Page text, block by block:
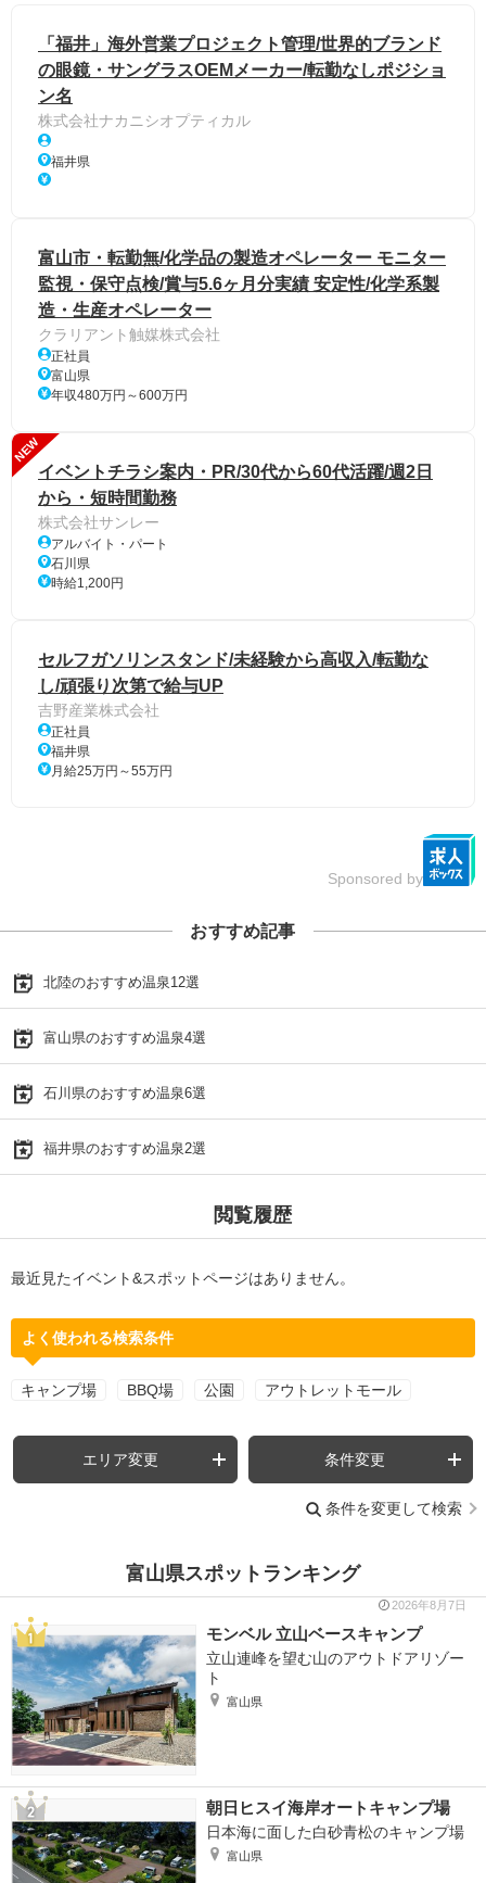
「福井」海外営業プロジェクト管理/世界的ブランド
の眼鏡・サングラスOEMメーカー/転勤なしポジショ
ン名
株式会社ナカニシオプティカル
福井県
富山市・転勤無/化学品の製造オペレーター モニター
監視・保守点検/賞与5.6ヶ月分実績 安定性/化学系製
造・生産オペレーター
クラリアント触媒株式会社
正社員
富山県
年収480万円～600万円
NEW
イベントチラシ案内・PR/30代から60代活躍/週2日
から・短時間勤務
株式会社サンレー
アルバイト・パート
石川県
時給1,200円
セルフガソリンスタンド/未経験から高収入/転勤な
し/頑張り次第で給与UP
吉野産業株式会社
正社員
福井県
月給25万円～55万円
Sponsored by
おすすめ記事
北陸のおすすめ温泉12選
富山県のおすすめ温泉4選
石川県のおすすめ温泉6選
福井県のおすすめ温泉2選
閲覧履歴
最近見たイベント&スポットページはありません。
よく使われる検索条件
キャンプ場 BBQ場 公園 アウトレットモール
エリア変更 条件変更
条件を変更して検索
富山県スポットランキング
2026年8月7日
モンベル 立山ベースキャンプ
立山連峰を望む山のアウトドアリゾー
ト
富山県
朝日ヒスイ海岸オートキャンプ場
日本海に面した白砂青松のキャンプ場
富山県